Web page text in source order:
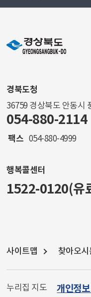
경북도청
36759 경상북도 안동시
054-880-2114
팩스 054-880-4999
행복콜센터
1522-0120(유
사이트맵 찾아오시
누리집 지도 개인정